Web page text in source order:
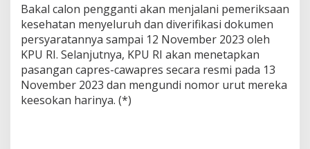
Bakal calon pengganti akan menjalani pemeriksaan
kesehatan menyeluruh dan diverifikasi dokumen
persyaratannya sampai 12 November 2023 oleh
KPU RI. Selanjutnya, KPU RI akan menetapkan
pasangan capres-cawapres secara resmi pada 13
November 2023 dan mengundi nomor urut mereka
keesokan harinya. (*)